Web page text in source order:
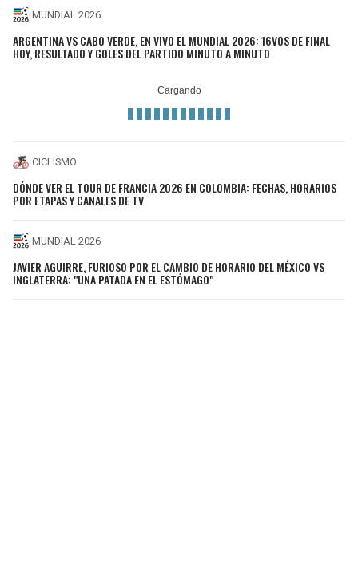
MUNDIAL 2026
ARGENTINA VS CABO VERDE, EN VIVO EL MUNDIAL 2026: 16VOS DE FINAL
HOY, RESULTADO Y GOLES DEL PARTIDO MINUTO A MINUTO
CICLISMO
DÓNDE VER EL TOUR DE FRANCIA 2026 EN COLOMBIA: FECHAS, HORARIOS
POR ETAPAS Y CANALES DE TV
MUNDIAL 2026
JAVIER AGUIRRE, FURIOSO POR EL CAMBIO DE HORARIO DEL MÉXICO VS
INGLATERRA: "UNA PATADA EN EL ESTÓMAGO"